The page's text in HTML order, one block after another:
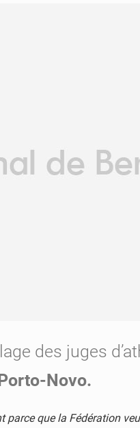
des juges
Novo.
parce que la Fédération